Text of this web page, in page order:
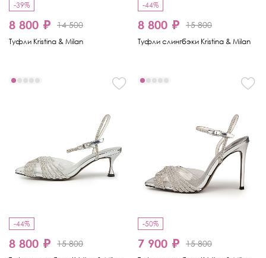
-39%
8 800 ₽ 14 500
Туфли Kristina & Milan
-44%
8 800 ₽ 15 800
Туфли слингбэки Kristina & Milan
-44%
8 800 ₽ 15 800
-50%
7 900 ₽ 15 800